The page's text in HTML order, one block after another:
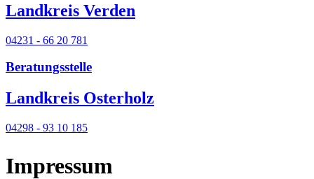
Landkreis Verden
04231 - 66 20 781
Beratungsstelle
Landkreis Osterholz
04298 - 93 10 185
Impressum